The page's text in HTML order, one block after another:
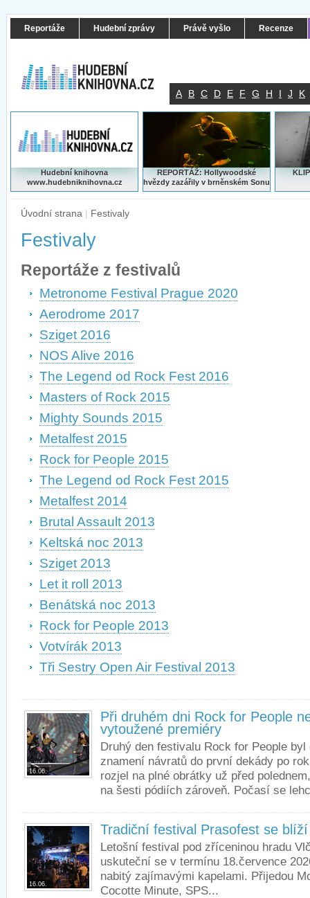
Reportáže Hudební zprávy Právě vyšlo Recenze
A B C D E F G H I J K
Hudební knihovna
www.hudebniknihovna.cz
REPORTÁŽ: Hollywoodské
hvězdy zazářily v brněnském Sonu
Úvodní strana | Festivaly
Festivaly
Reportáže z festivalů
Metronome Festival Prague 2020
Aerodrome 2017
Sziget 2016
NOS Alive 2016
The Legend od Rock Fest 2016
Masters of Rock 2015
Mighty Sounds 2015
Metalfest 2015
Rock for People 2015
The Legend od Rock Fest 2015
Metalfest 2014
Brutal Assault 2013
Keltská noc 2013
Sziget 2013
Let it roll 2013
Benátská noc 2013
Rock for People 2013
Votvírák 2013
Tři Sestry Open Air Festival 2013
16.06.
Při druhém dni Rock for People
vytoužené premiéry
Druhý den festivalu Rock for People
znamení návratů do první dekády po
rozjel na plné obrátky už před
na šesti pódiích zároveň. Počasí se
16.06.
Tradiční festival Prasofest se blíží
Letošní festival pod zříceninou hradu
uskuteční se v termínu 18.července
nabitý zajímavými kapelami. Přijedou
Cocotte Minute, SPS...